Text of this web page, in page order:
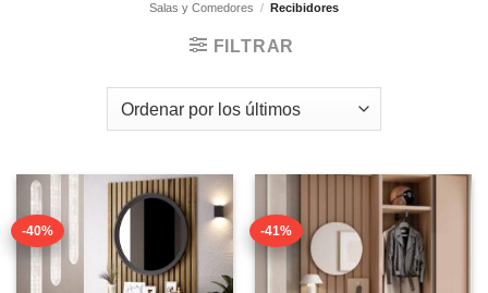
Salas y Comedores / Recibidores
FILTRAR
-40% -41%